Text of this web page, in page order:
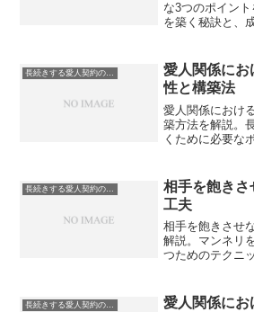
な3つのポイン
を築く秘訣と、
愛人関係にお
性と構築法
愛人関係におけ
築方法を解説。
くために必要な
相手を飽きさ
工夫
相手を飽きさせ
解説。マンネリ
つためのテクニ
長続きする愛人契約のコツ
愛人関係にお